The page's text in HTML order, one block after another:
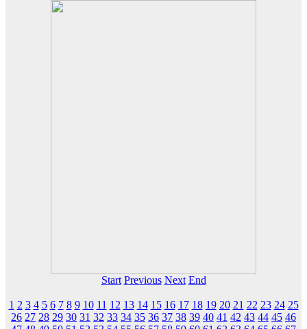
Start Previous Next End
1 2 3 4 5 6 7 8 9 10 11 12 13 14 15 16 17 18 19 20 21 22 23 24 25
26 27 28 29 30 31 32 33 34 35 36 37 38 39 40 41 42 43 44 45 46